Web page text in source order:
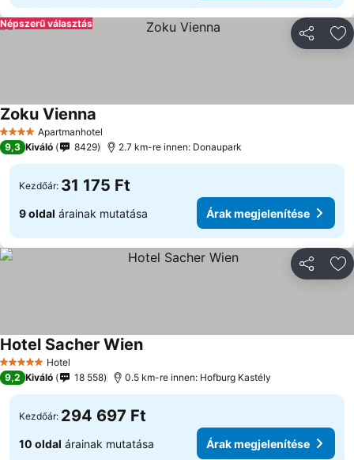
Népszerű választás
4 KategóriaApartmanhotel
Zoku Vienna
9,3 Kiváló 8429 2.7 km-re innen: Donaupark
Kezdőár: 31 175 Ft
9 oldal árainak mutatása Árak megjelenítése
5 KategóriaHotel
Hotel Sacher Wien
9,2 Kiváló 18 558 0.5 km-re innen: Hofburg Kastély
Kezdőár: 294 697 Ft
10 oldal árainak mutatása Árak megjelenítése